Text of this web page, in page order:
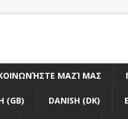
ΜΑΖΊ ΜΑΣ
(GB) DANISH (DK)